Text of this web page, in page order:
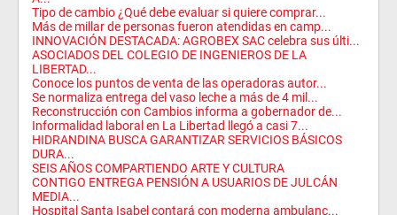
Tipo de cambio ¿Qué debe evaluar si quiere comprar...
Más de millar de personas fueron atendidas en camp...
INNOVACIÓN DESTACADA: AGROBEX SAC celebra sus últi...
ASOCIADOS DEL COLEGIO DE INGENIEROS DE LA
LIBERTAD...
Conoce los puntos de venta de las operadoras autor...
Se normaliza entrega del vaso leche a más de 4 mil...
Reconstrucción con Cambios informa a gobernador de...
Informalidad laboral en La Libertad llegó a casi 7...
HIDRANDINA BUSCA GARANTIZAR SERVICIOS BÁSICOS
DURA...
SEIS AÑOS COMPARTIENDO ARTE Y CULTURA
CONTIGO ENTREGA PENSIÓN A USUARIOS DE JULCÁN
MEDIA...
Hospital Santa Isabel contará con moderna ambulanc...